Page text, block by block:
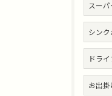
スーパ
シンク
ドライ
お出掛